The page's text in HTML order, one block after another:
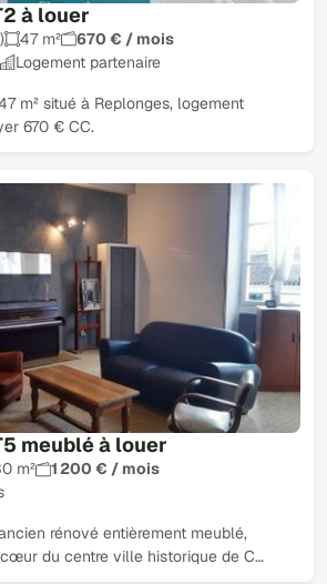
à louer
47 m²
670 € / mois
Logement partenaire
m² situé à Replonges, logement
670 € CC.
meublé à louer
m²
1 200 € / mois
rénové entièrement meublé,
du centre ville historique de C…